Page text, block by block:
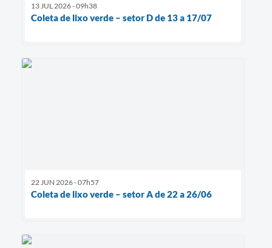
13 JUL 2026 - 09h38
Coleta de lixo verde – setor D de 13 a 17/07
22 JUN 2026 - 07h57
Coleta de lixo verde – setor A de 22 a 26/06